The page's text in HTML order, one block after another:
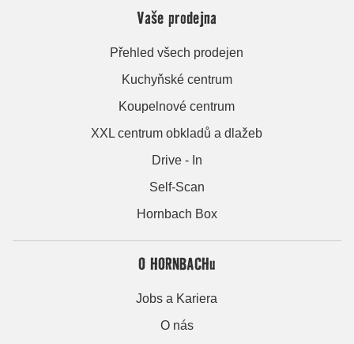
Vaše prodejna
Přehled všech prodejen
Kuchyňské centrum
Koupelnové centrum
XXL centrum obkladů a dlažeb
Drive - In
Self-Scan
Hornbach Box
O HORNBACHu
Jobs a Kariera
O nás